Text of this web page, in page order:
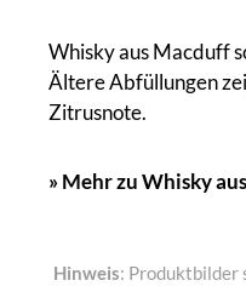
Whisky aus Macduff
Ältere Abfüllungen
Zitrusnote.
» Mehr zu Whisky aus
Hinweis: Produktbilder